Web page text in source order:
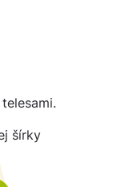
šírky